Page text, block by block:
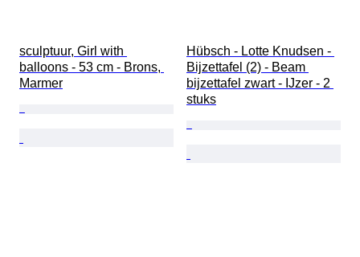
sculptuur, Girl with
balloons - 53 cm - Brons,
Marmer
Hübsch - Lotte Knudsen -
Bijzettafel (2) - Beam
bijzettafel zwart - IJzer - 2
stuks